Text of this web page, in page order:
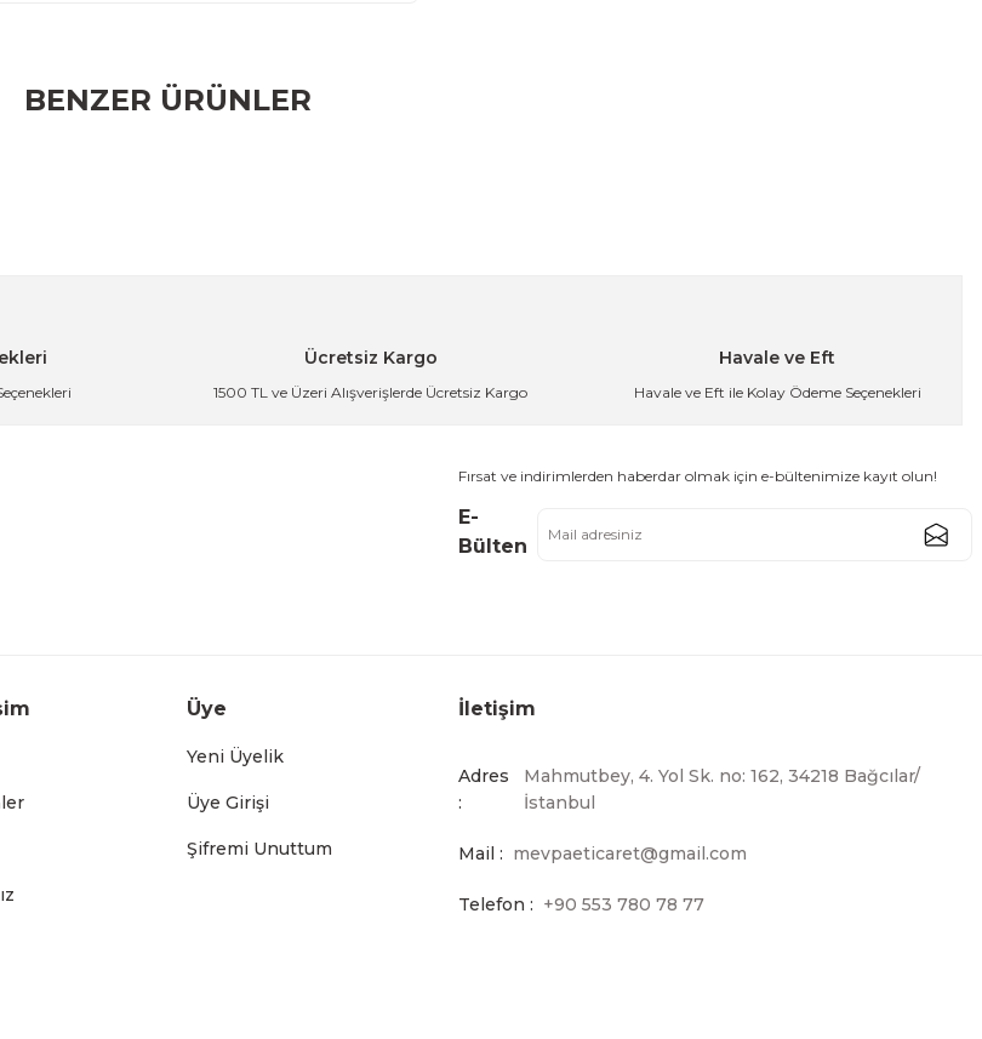
BENZER ÜRÜNLER
Ücretsiz Kargo
1500 TL ve Üzeri Alışverişlerde Ücretsiz Kargo
Havale ve Eft
Havale ve Eft ile Kolay Ödeme Seçenekleri
Fırsat ve indirimlerden haberdar olmak için e-bültenimize kayıt olun!
E-
Bülten
Üye
Yeni Üyelik
Üye Girişi
Şifremi Unuttum
İletişim
Adres
:
Mahmutbey, 4. Yol Sk. no: 162, 34218 Bağcılar/
İstanbul
Mail : mevpaeticaret@gmail.com
Telefon : +90 553 780 78 77